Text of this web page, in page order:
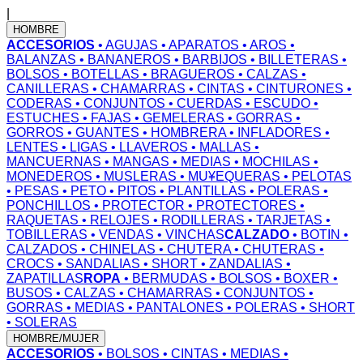
HOMBRE
ACCESORIOS • AGUJAS • APARATOS • AROS •
BALANZAS • BANANEROS • BARBIJOS • BILLETERAS •
BOLSOS • BOTELLAS • BRAGUEROS • CALZAS •
CANILLERAS • CHAMARRAS • CINTAS • CINTURONES •
CODERAS • CONJUNTOS • CUERDAS • ESCUDO •
ESTUCHES • FAJAS • GEMELERAS • GORRAS •
GORROS • GUANTES • HOMBRERA• INFLADORES •
LENTES • LIGAS • LLAVEROS • MALLAS •
MANCUERNAS • MANGAS • MEDIAS • MOCHILAS •
MONEDEROS • MUSLERAS • MU¥EQUERAS • PELOTAS
• PESAS • PETO • PITOS • PLANTILLAS • POLERAS •
PONCHILLOS • PROTECTOR • PROTECTORES •
RAQUETAS • RELOJES • RODILLERAS • TARJETAS •
TOBILLERAS • VENDAS • VINCHASCALZADO • BOTIN •
CALZADOS • CHINELAS • CHUTERA• CHUTERAS •
CROCS • SANDALIAS • SHORT • ZANDALIAS •
ZAPATILLAS ROPA • BERMUDAS • BOLSOS • BOXER •
BUSOS • CALZAS • CHAMARRAS • CONJUNTOS •
GORRAS • MEDIAS • PANTALONES • POLERAS • SHORT
• SOLERAS
HOMBRE/MUJER
ACCESORIOS • BOLSOS • CINTAS • MEDIAS •